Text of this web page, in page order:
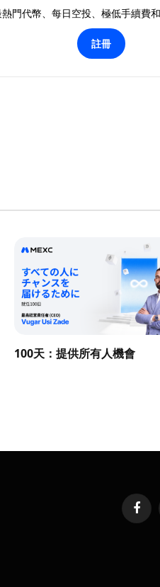
門代幣、每日空投、極低手續費
註冊
100天：提供所有人機會